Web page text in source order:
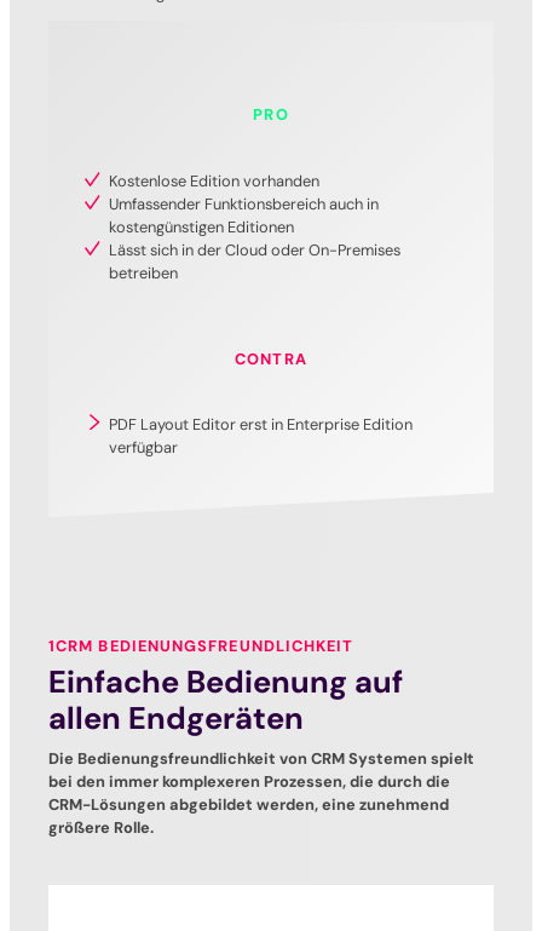
PRO
Kostenlose Edition vorhanden
Umfassender Funktionsbereich auch in
kostengünstigen Editionen
Lässt sich in der Cloud oder On-Premises
betreiben
CONTRA
PDF Layout Editor erst in Enterprise Edition
verfügbar
1CRM BEDIENUNGSFREUNDLICHKEIT
Einfache Bedienung auf
allen Endgeräten
Die Bedienungsfreundlichkeit von CRM Systemen spielt
bei den immer komplexeren Prozessen, die durch die
CRM-Lösungen abgebildet werden, eine zunehmend
größere Rolle.